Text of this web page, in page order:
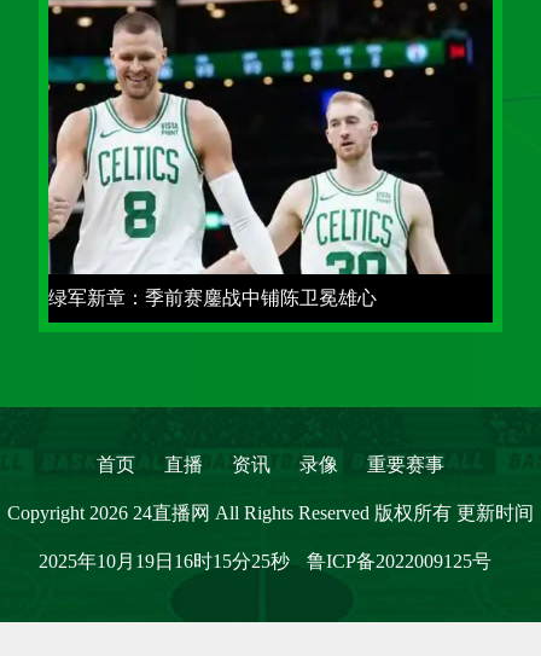
绿军新章：季前赛鏖战中铺陈卫冕雄心
首页 直播 资讯 录像 重要赛事
Copyright 2026 24直播网 All Rights Reserved 版权所有 更新时间
2025年10月19日16时15分25秒 鲁ICP备2022009125号